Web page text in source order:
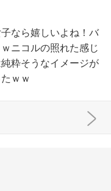
なら嬉しいよね！バ
ニコルの照れた感じ
粋そうなイメージが
ｗｗ